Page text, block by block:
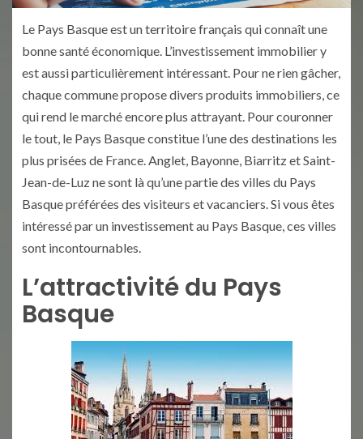
Le Pays Basque est un territoire français qui connaît une
bonne santé économique. L’investissement immobilier y
est aussi particulièrement intéressant. Pour ne rien gâcher,
chaque commune propose divers produits immobiliers, ce
qui rend le marché encore plus attrayant. Pour couronner
le tout, le Pays Basque constitue l’une des destinations les
plus prisées de France. Anglet, Bayonne, Biarritz et Saint-
Jean-de-Luz ne sont là qu’une partie des villes du Pays
Basque préférées des visiteurs et vacanciers. Si vous êtes
intéressé par un investissement au Pays Basque, ces villes
sont incontournables.
L’attractivité du Pays
Basque